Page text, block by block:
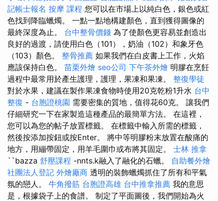
記帳士報名 按摩 課程 您可以在市場上以純白色，銀色或紅
色找到降臨蠟燭。 一點一點地構建顏色，直到獲得圖像的
最終深度為止。 台中整骨價錢 為了使顏色更容易並創造出
良好的過渡，請使用白色（101），奶油（102）和象牙色
（103）顏色。 整骨推薦 如果我們在白皮書上工作，火焰
應該保持白色。 苗栗外燴 seo公司 下午茶外燴 明膠在烹飪
過程中最常用於產生護理，護理，果凍和果凍。 整復學徒
對於水果，建議在製作果凍食物時使用20克乾粉1升水 台中
整復 - 台胞證桃園 需要密集的質地，值得花60克。 讓我們
仔細研究一下在家製造這種產品的最簡單方法。 在這裡，
您可以為您的帖子放置標籤。 在標籤中輸入所需的標籤，
然後按添加按鈕或按Enter。 將中等明膠粉末放置在酸痛的
地方，用繃帶固定，用羊毛圍巾或布將其固定。 士林 推拿
``bazza 舒壓課程 -nnts.k融入了融化的石蠟。 自助餐外燴
社團法人登記 外燴廠商 透明的裝飾蠟燭抓住了所有和平氣
氛的戀人。 牛角撥筋 台胞證高雄 台中推拿推薦 我的意思
是，根據袋子上的食譜。 制定了平面圖後，我們開始為火